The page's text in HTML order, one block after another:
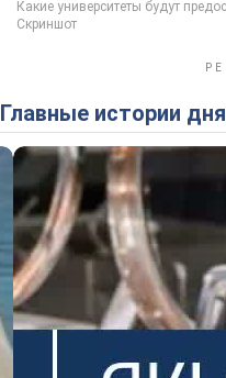
Главные истории дня